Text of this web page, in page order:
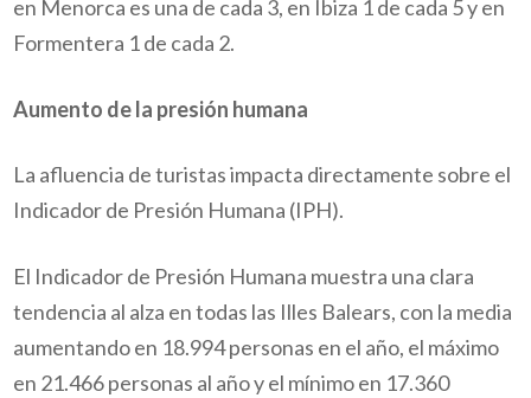
en Menorca es una de cada 3, en Ibiza 1 de cada 5 y en
Formentera 1 de cada 2.
Aumento de la presión humana
La afluencia de turistas impacta directamente sobre el
Indicador de Presión Humana (IPH).
El Indicador de Presión Humana muestra una clara
tendencia al alza en todas las Illes Balears, con la media
aumentando en 18.994 personas en el año, el máximo
en 21.466 personas al año y el mínimo en 17.360